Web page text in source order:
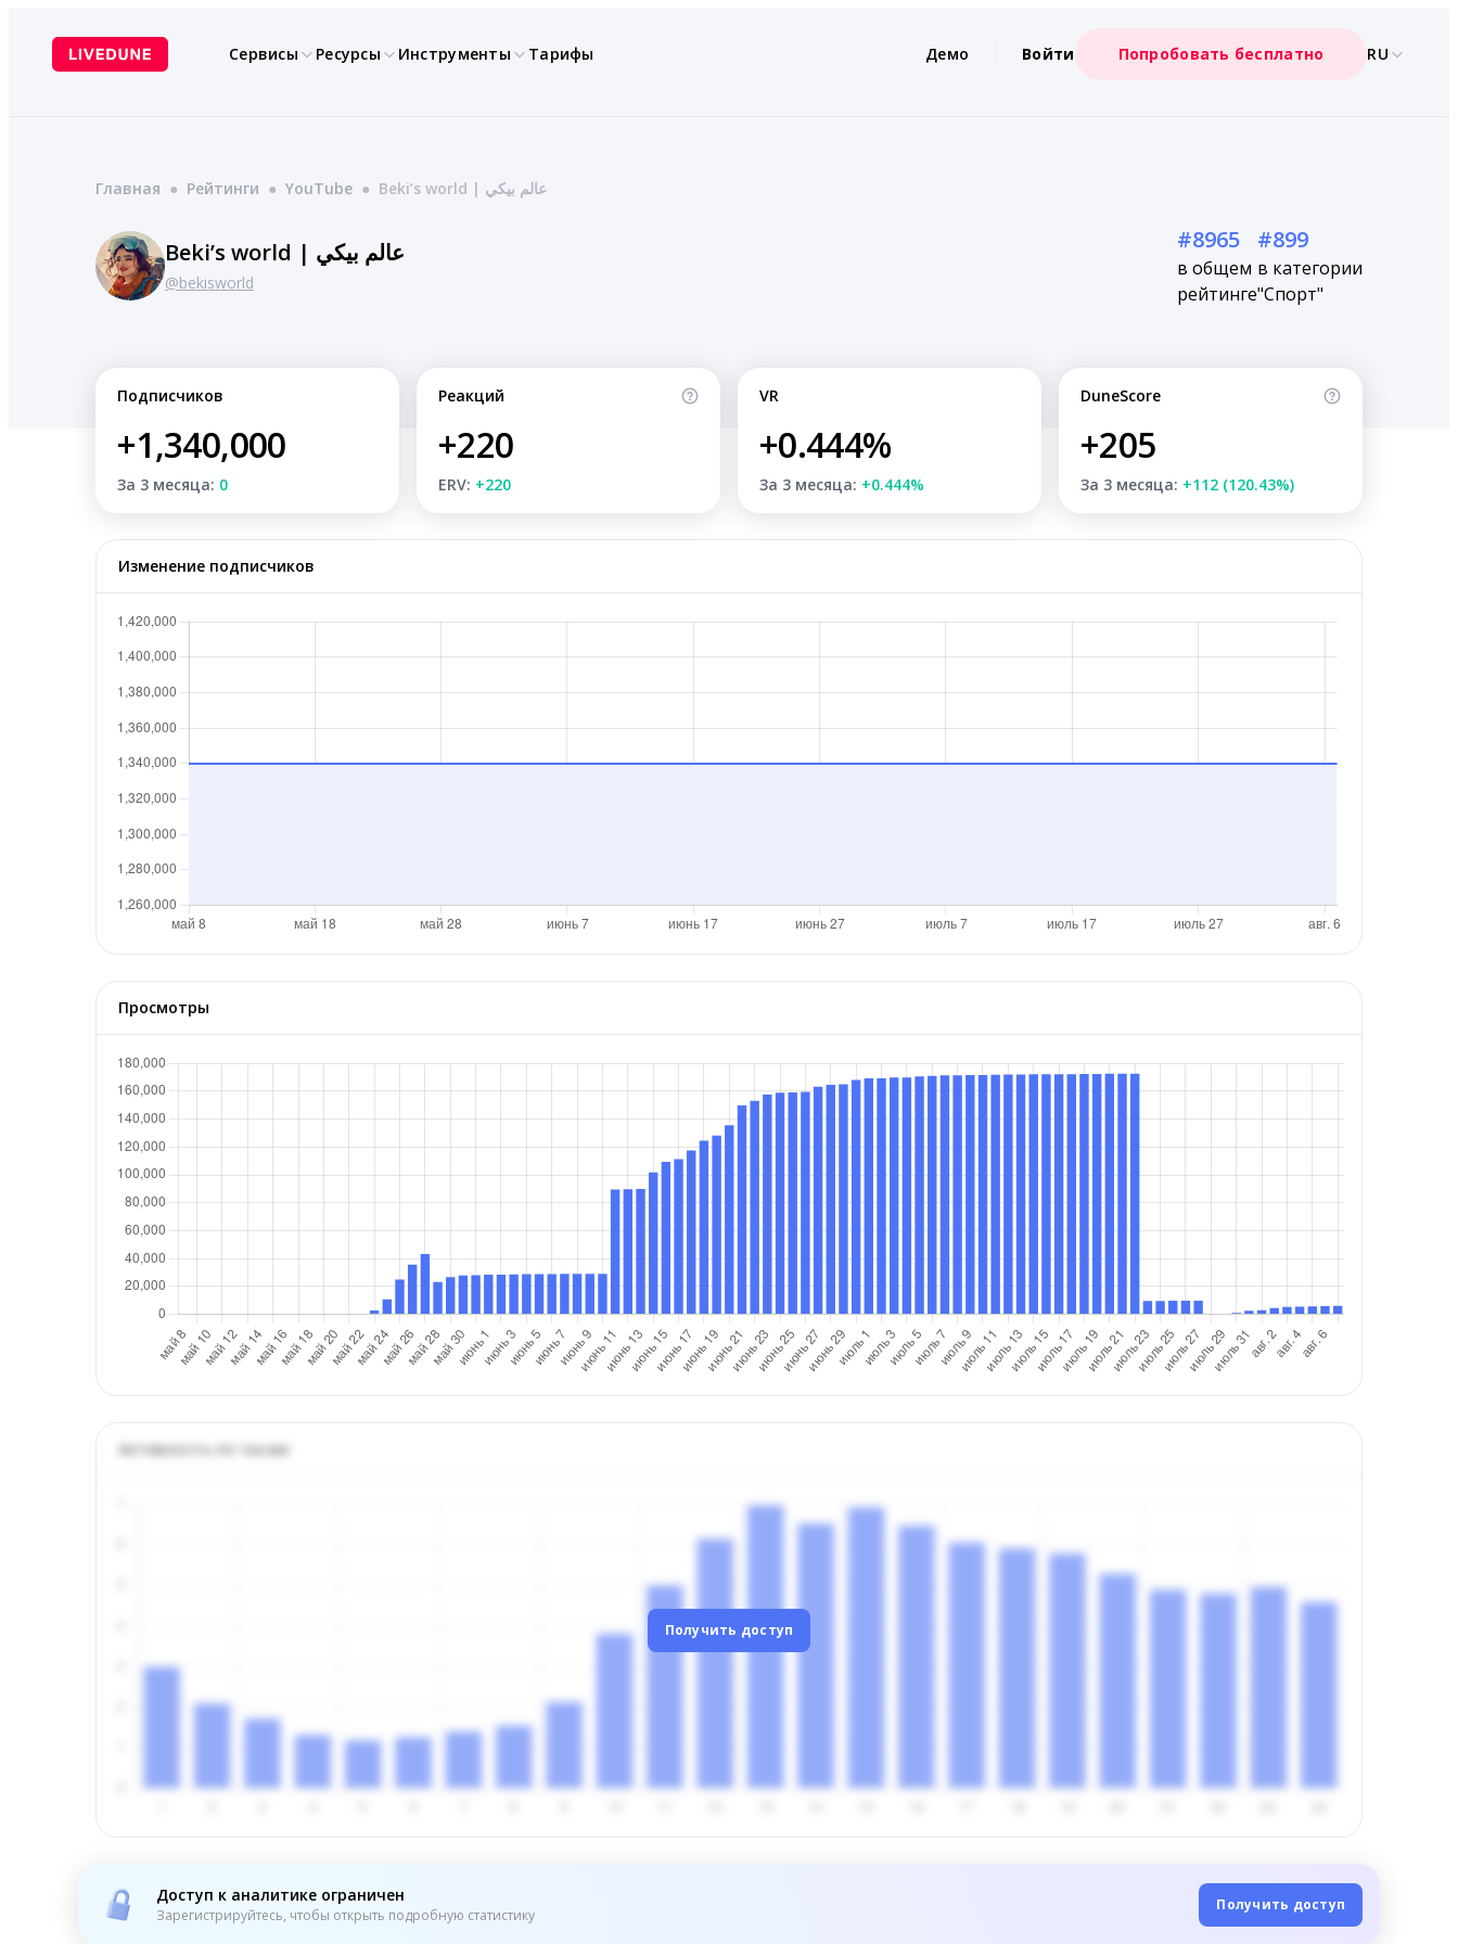
содержимому
Сервисы Ресурсы Инструменты Тарифы Демо Войти Попробовать бесплатно RU
Главная ● Рейтинги ● YouTube ● Beki’s world | عالم بيكي
Beki’s world | عالم بيكي
@bekisworld
#8965
в общем
рейтинге
#899
в категории
"Спорт"
Подписчиков
+1,340,000
За 3 месяца: 0
Реакций
+220
ERV: +220
VR
+0.444%
За 3 месяца: +0.444%
DuneScore
+205
За 3 месяца: +112 (120.43%)
Изменение подписчиков
Просмотры
Активность по часам
Получить доступ
Доступ к аналитике ограничен
Зарегистрируйтесь, чтобы открыть подробную статистику
Получить доступ